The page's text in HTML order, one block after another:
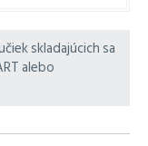
skladajúcich sa
alebo